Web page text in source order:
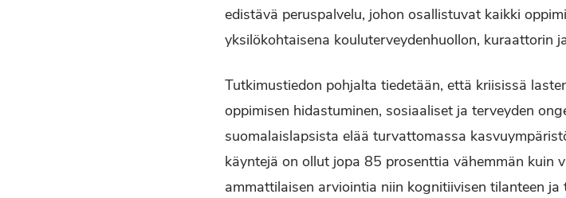
edistävä peruspalvelu, johon osallistuvat kaikki
yksilökohtaisena kouluterveydenhuollon, kuraattorin
Tutkimustiedon pohjalta tiedetään, että kriisissä
oppimisen hidastuminen, sosiaaliset ja terveyden
suomalaislapsista elää turvattomassa
käyntejä on ollut jopa 85 prosenttia vähemmän kuin
ammattilaisen arviointia niin kognitiivisen tilanteen